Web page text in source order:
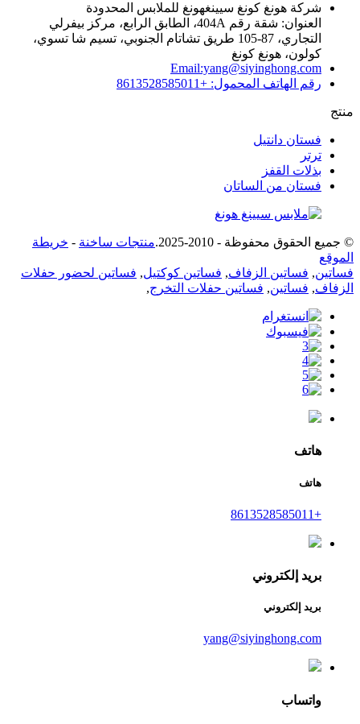
شركة هونغ كونغ سيينغهونغ للملابس المحدودة
العنوان: شقة رقم 404A، الطابق الرابع، مركز بيفرلي
التجاري، 87-105 طريق تشاتام الجنوبي، تسيم شا تسوي،
كولون، هونغ كونغ
Email:yang@siyinghong.com
رقم الهاتف المحمول: +8613528585011
منتج
فستان دانتيل
ترتر
بذلات القفز
فستان من الساتان
© جميع الحقوق محفوظة - 2010-2025. منتجات ساخنة - خريطة
الموقع
فساتين, فساتين الزفاف, فساتين كوكتيل, فساتين لحضور حفلات
الزفاف, فساتين, فساتين حفلات التخرج,
هاتف
هاتف
+8613528585011
بريد إلكتروني
بريد إلكتروني
yang@siyinghong.com
واتساب